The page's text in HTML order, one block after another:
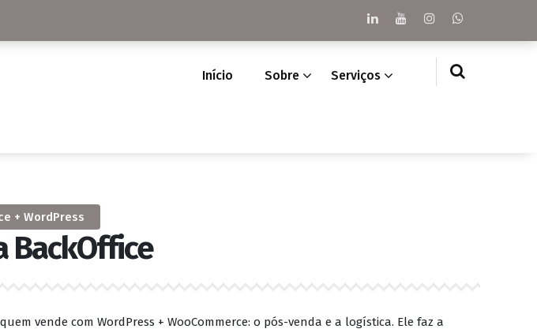
Início Sobre Serviços
+ WordPress
BackOffice
vende com WordPress + WooCommerce: o pós-venda e a logística. Ele faz a